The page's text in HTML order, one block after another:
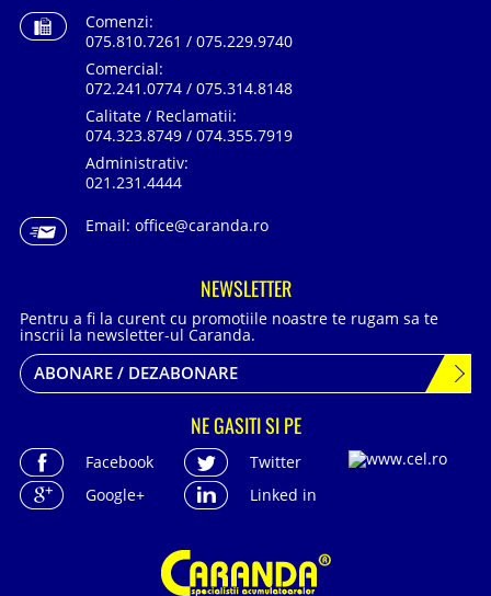
Comenzi:
075.810.7261 / 075.229.9740
Comercial:
072.241.0774 / 075.314.8148
Calitate / Reclamatii:
074.323.8749 / 074.355.7919
Administrativ:
021.231.4444
Email: office@caranda.ro
NEWSLETTER
Pentru a fi la curent cu promotiile noastre te rugam sa te
inscrii la newsletter-ul Caranda.
ABONARE / DEZABONARE
NE GASITI SI PE
Facebook
Twitter
Google+
Linked in